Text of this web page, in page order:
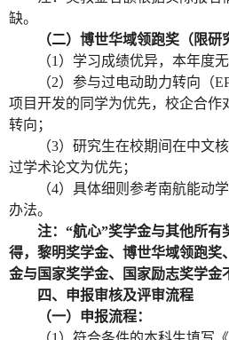
缺。
（二）博世华域领跑奖（限研
（1 ）学习成绩优异， 本年度
（2）参与过电动助力转向（
项目开发的同学为优先，校企合作
转向；
（3）研究生在校期间在中文
过学术论文为优先；
（4）具体细则参考南航能动
办法。
注：“航心”奖学金与其他所有
得，黎明奖学金、博世华域领跑奖
金与国家奖学金、国家励志奖学金
四、申报审核及评审流程
（一）申报流程：